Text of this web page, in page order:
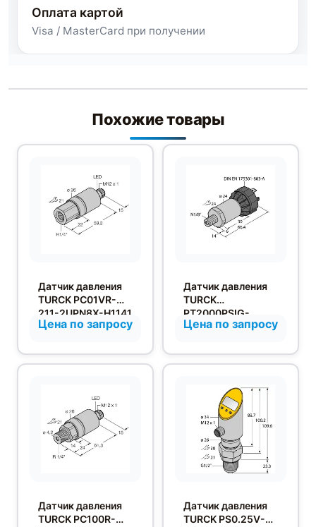
Оплата картой
Visa / MasterCard при получении
Похожие товары
Датчик давления
TURCK PC01VR-
211-2UPN8X-H1141
Цена по запросу
Датчик давления
TURCK
PT2000PSIG-
2014-I2-DA91
Цена по запросу
Датчик давления
TURCK PC100R-
Датчик давления
TURCK PS0.25V-